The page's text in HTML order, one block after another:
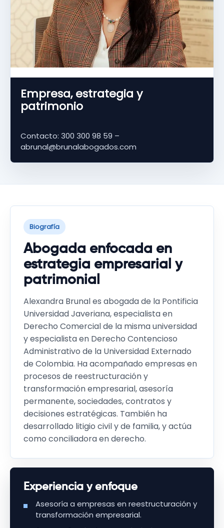
Empresa, estrategia y
patrimonio
Contacto: 300 300 98 59 –
abrunal@brunalabogados.com
Biografía
Abogada enfocada en
estrategia empresarial y
patrimonial
Alexandra Brunal es abogada de la Pontificia
Universidad Javeriana, especialista en
Derecho Comercial de la misma universidad
y especialista en Derecho Contencioso
Administrativo de la Universidad Externado
de Colombia. Ha acompañado empresas en
procesos de reestructuración y
transformación empresarial, asesoría
permanente, sociedades, contratos y
decisiones estratégicas. También ha
desarrollado litigio civil y de familia, y actúa
como conciliadora en derecho.
Experiencia y enfoque
Asesoría a empresas en reestructuración y
transformación empresarial.